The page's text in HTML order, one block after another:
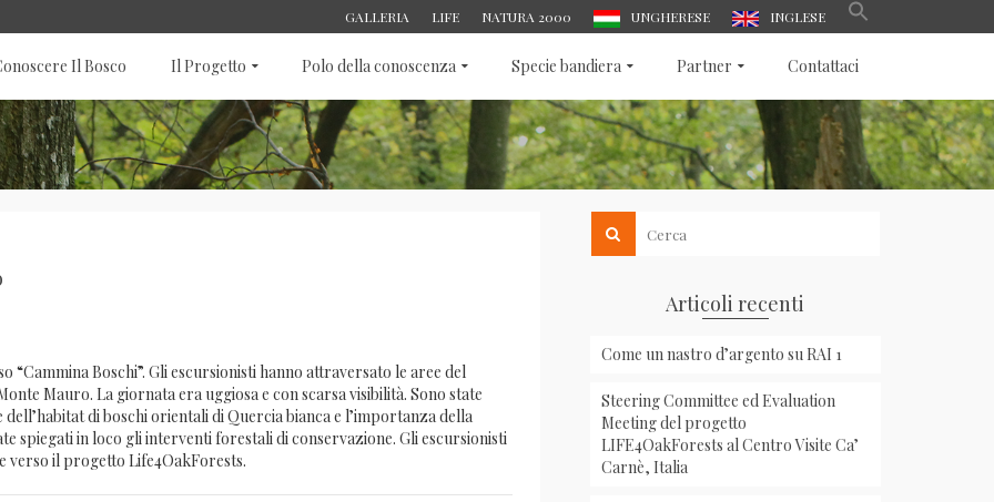
GALLERIA LIFE NATURA 2000 UNGHERESE INGLESE
Il Bosco Il Progetto Polo della conoscenza Specie bandiera Partner Contattaci
“Cammina Boschi”. Gli escursionisti hanno attraversato le aree del
Mauro. La giornata era uggiosa e con scarsa visibilità. Sono state
di boschi orientali di Quercia bianca e l’importanza della
spiegati in loco gli interventi forestali di conservazione. Gli escursionisti
verso il progetto Life4OakForests.
Articoli recenti
Come un nastro d’argento su RAI 1
Steering Committee ed Evaluation
Meeting del progetto
LIFE4OakForests al Centro Visite Ca’
Carnè, Italia